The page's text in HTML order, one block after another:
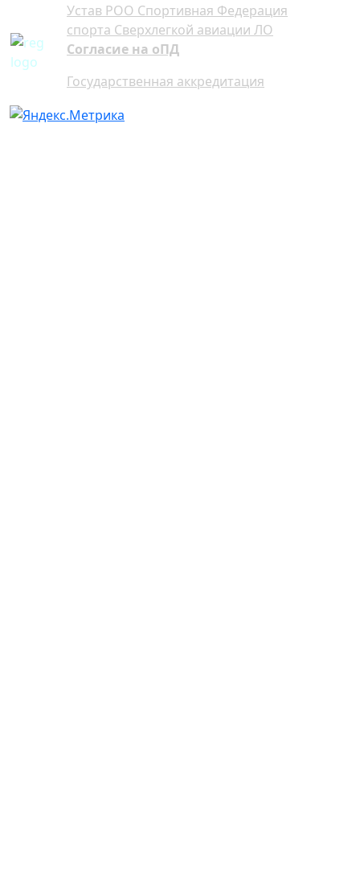
Устав РОО Спортивная Федерация
спорта Сверхлегкой авиации ЛО
Согласие на оПД
Государственная аккредитация